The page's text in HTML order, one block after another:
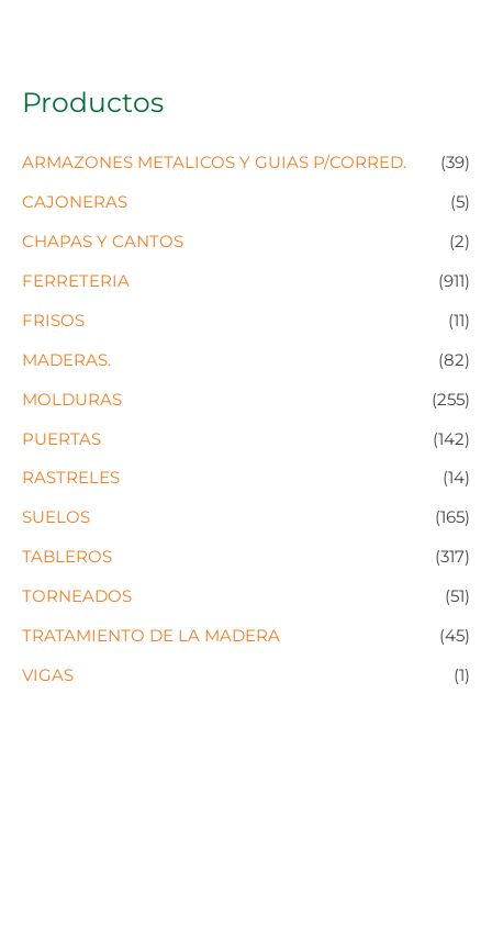
Productos
ARMAZONES METALICOS Y GUIAS P/CORRED.
(39)
CAJONERAS
(5)
CHAPAS Y CANTOS
(2)
FERRETERIA
(911)
FRISOS
(11)
MADERAS.
(82)
MOLDURAS
(255)
PUERTAS
(142)
RASTRELES
(14)
SUELOS
(165)
TABLEROS
(317)
TORNEADOS
(51)
TRATAMIENTO DE LA MADERA
(45)
VIGAS
(1)